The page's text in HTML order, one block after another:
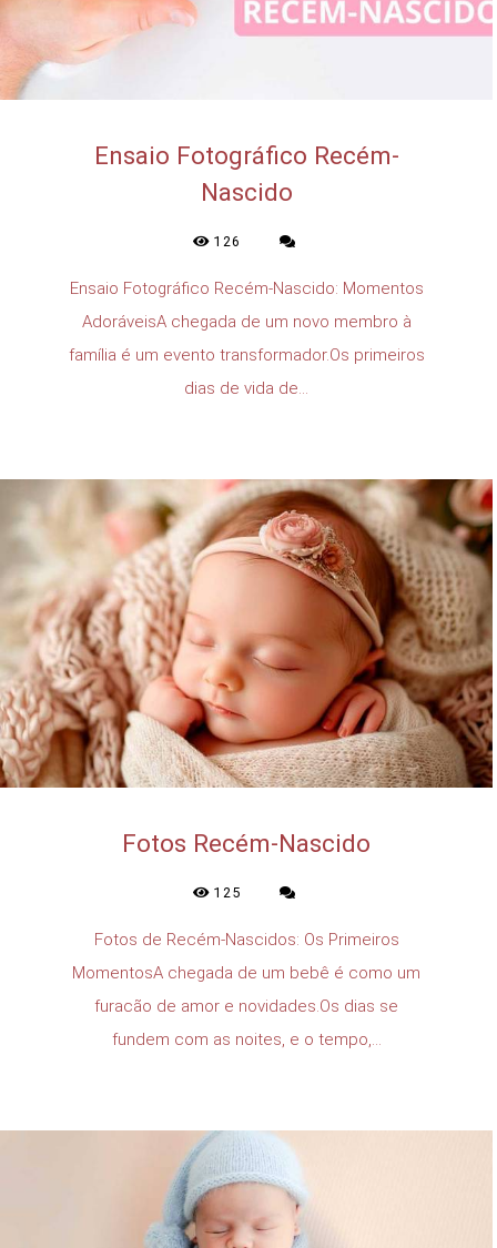
Ensaio Fotográfico Recém-
Nascido
126
Ensaio Fotográfico Recém-Nascido: Momentos
AdoráveisA chegada de um novo membro à
família é um evento transformador.Os primeiros
dias de vida de...
Fotos Recém-Nascido
125
Fotos de Recém-Nascidos: Os Primeiros
MomentosA chegada de um bebê é como um
furacão de amor e novidades.Os dias se
fundem com as noites, e o tempo,...